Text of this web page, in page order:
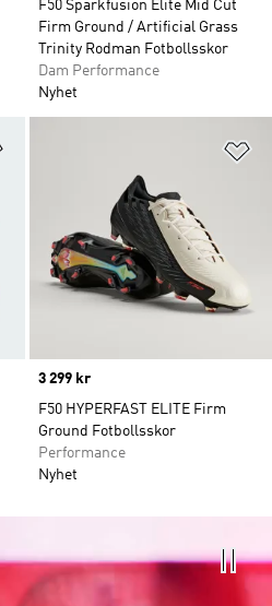
F50 Sparkfusion Elite Mid Cut
Firm Ground / Artificial Grass
Trinity Rodman Fotbollsskor
Dam Performance
Nyhet
Price
3 299 kr
F50 HYPERFAST ELITE Firm
Ground Fotbollsskor
Performance
Nyhet